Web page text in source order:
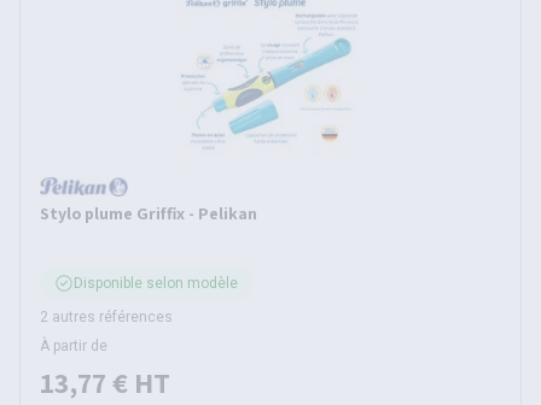
Stylo plume Griffix - Pelikan
Disponible selon modèle
2 autres références
À partir de
13,77 € HT